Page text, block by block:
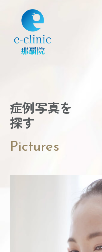
症例写真を
探す
Pictures